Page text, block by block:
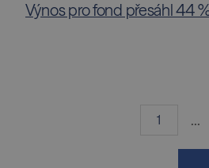
Výnos pro fond přesáhl 44
1 ...